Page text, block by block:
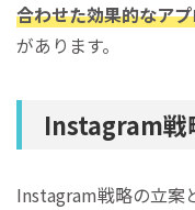
合わせた効果的なア
があります。
Instagram戦
Instagram戦略の立案